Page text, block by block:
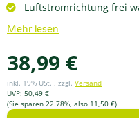
Luftstromrichtung frei
Mehr lesen
38,99 €
inkl. 19% USt. , zzgl. Versand
UVP: 50,49 €
(Sie sparen 22.78%, also 11,50 €)